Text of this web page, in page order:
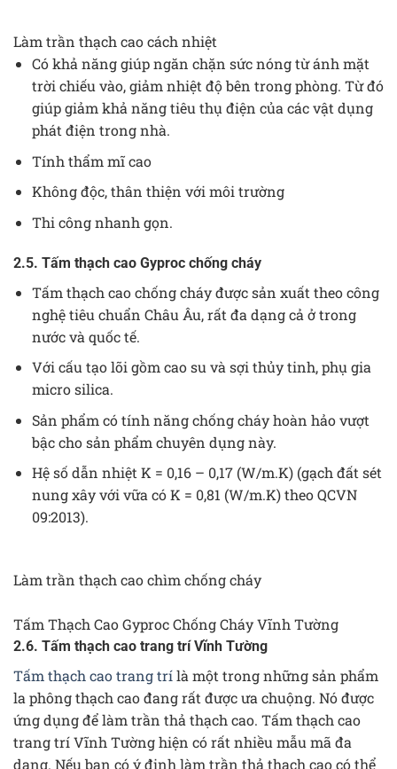
Làm trần thạch cao cách nhiệt
Có khả năng giúp ngăn chặn sức nóng từ ánh mặt
trời chiếu vào, giảm nhiệt độ bên trong phòng. Từ đó
giúp giảm khả năng tiêu thụ điện của các vật dụng
phát điện trong nhà.
Tính thẩm mĩ cao
Không độc, thân thiện với môi trường
Thi công nhanh gọn.
2.5. Tấm thạch cao Gyproc chống cháy
Tấm thạch cao chống cháy được sản xuất theo công
nghệ tiêu chuẩn Châu Âu, rất đa dạng cả ở trong
nước và quốc tế.
Với cấu tạo lõi gồm cao su và sợi thủy tinh, phụ gia
micro silica.
Sản phẩm có tính năng chống cháy hoàn hảo vượt
bậc cho sản phẩm chuyên dụng này.
Hệ số dẫn nhiệt K = 0,16 – 0,17 (W/m.K) (gạch đất sét
nung xây với vữa có K = 0,81 (W/m.K) theo QCVN
09:2013).
Làm trần thạch cao chìm chống cháy
Tấm Thạch Cao Gyproc Chống Cháy Vĩnh Tường
2.6. Tấm thạch cao trang trí Vĩnh Tường
Tấm thạch cao trang trílà một trong những sản phẩm
la phông thạch cao đang rất được ưa chuộng. Nó được
ứng dụng để làm trần thả thạch cao. Tấm thạch cao
trang trí Vĩnh Tường hiện có rất nhiều mẫu mã đa
dạng. Nếu bạn có ý định làm trần thả thạch cao có thể